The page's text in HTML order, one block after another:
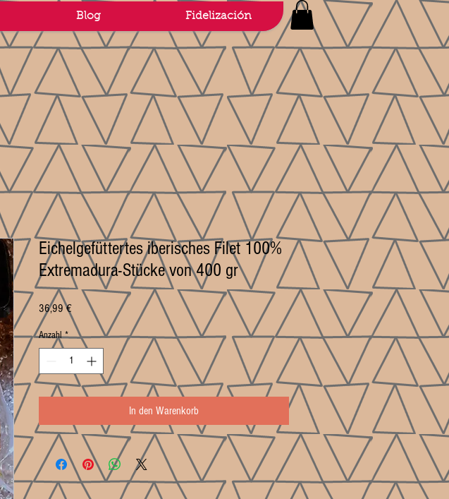
Blog Fidelización
Eichelgefüttertes iberisches Filet 100%
Extremadura-Stücke von 400 gr
36,99 €Preis
Anzahl *
In den Warenkorb